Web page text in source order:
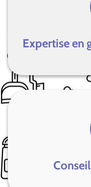
Expertise en